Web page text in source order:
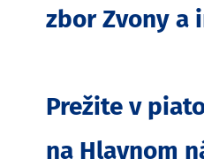
zbor Zvony a
Prežite v
na Hlavnom